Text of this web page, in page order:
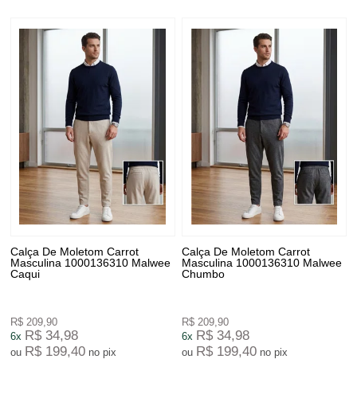
Calça De Moletom Carrot
Masculina 1000136310 Malwee
Caqui
R$ 209,90
6x R$ 34,98
ou R$ 199,40 no pix
Calça De Moletom Carrot
Masculina 1000136310 Malwee
Chumbo
R$ 209,90
6x R$ 34,98
ou R$ 199,40 no pix